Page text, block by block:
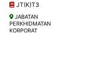
JT(K)T3
JABATAN
PERKHIDMATAN
KORPORAT